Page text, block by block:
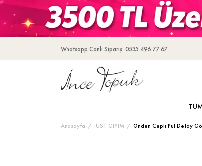
Whatsapp Canlı Sipariş: 0535 496 77 67
Anasayfa ÜST GİYİM Önden Cepli Pul Detay